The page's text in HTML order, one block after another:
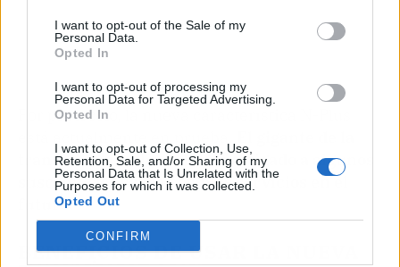
I want to opt-out of the Sale of my
Personal Data.
Opted In
I want to opt-out of processing my
Personal Data for Targeted Advertising.
Opted In
I want to opt-out of Collection, Use,
Retention, Sale, and/or Sharing of my
Personal Data that Is Unrelated with the
Purposes for which it was collected.
Opted Out
CONFIRM
Por protocolo, la nueva característica N-Plus
transmisión en línea ha investigado a algunos
suscriptores sobre posibles servicios en el
futuro.
BENEFICIOS DE USAR LA NUEVA